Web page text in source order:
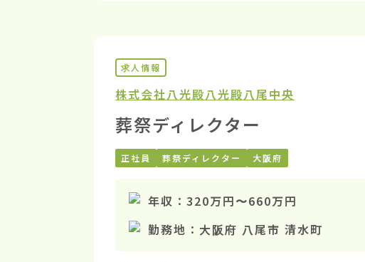
求人情報
株式会社八光殿八光殿八尾中央
葬祭ディレクター
正社員 葬祭ディレクター 大阪府
年収： 320万円〜660万円
勤務地： 大阪府 八尾市 清水町